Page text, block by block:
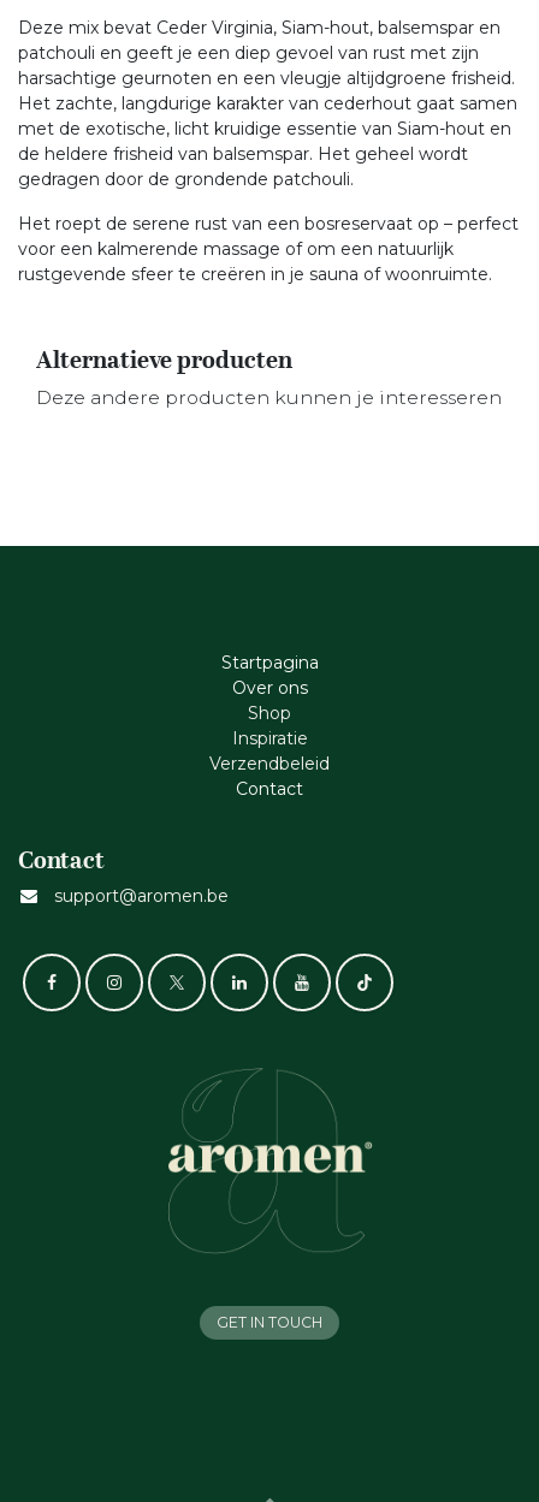
Deze mix bevat Ceder Virginia, Siam-hout, balsemspar en
patchouli en geeft je een diep gevoel van rust met zijn
harsachtige geurnoten en een vleugje altijdgroene frisheid.
Het zachte, langdurige karakter van cederhout gaat samen
met de exotische, licht kruidige essentie van Siam-hout en
de heldere frisheid van balsemspar. Het geheel wordt
gedragen door de grondende patchouli.
Het roept de serene rust van een bosreservaat op – perfect
voor een kalmerende massage of om een natuurlijk
rustgevende sfeer te creëren in je sauna of woonruimte.
Alternatieve producten
Deze andere producten kunnen je interesseren
Startpagina
Ove​r​ ons
Shop
Inspiratie
Verzendbeleid
Cont​act
Contact
support@aromen.be
GET IN TOUCH